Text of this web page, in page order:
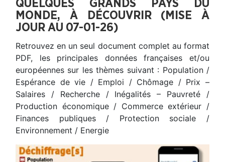
QUELQUES GRANDS PAYS DU
MONDE, À DÉCOUVRIR (MISE À
JOUR AU 07-01-26)
Retrouvez en un seul document complet au format
PDF, les principales données françaises et/ou
européennes sur les thèmes suivant : Population /
Espérance de vie / Emploi / Chômage / Prix –
Salaires / Recherche / Inégalités – Pauvreté /
Production économique / Commerce extérieur /
Finances publiques / Protection sociale /
Environnement / Energie